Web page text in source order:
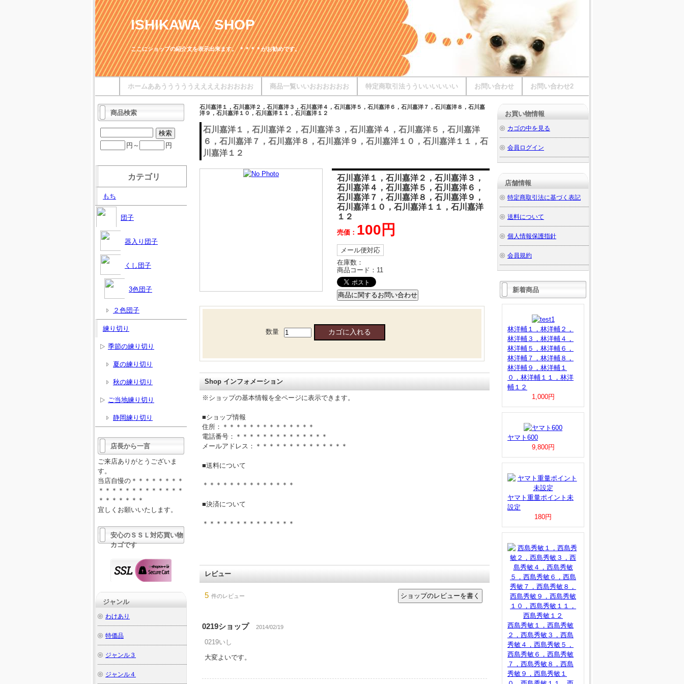
ISHIKAWA SHOP
ここにショップの紹介文を表示出来ます。 ＊＊＊＊がお勧めです。
お問い合わせ2
お問い合わせ
特定商取引法うういいいいいい
商品一覧いいおおおおおお
ホームああうううううええええおおおおお
石川嘉洋１，石川嘉洋２，石川嘉洋３，石川嘉洋４，石川嘉洋５，石川嘉洋６，石川嘉洋７，石川嘉洋８，石川嘉
洋９，石川嘉洋１０，石川嘉洋１１，石川嘉洋１２
石川嘉洋１，石川嘉洋２，石川嘉洋３，石川嘉洋４，石川嘉洋５，石川嘉洋
６，石川嘉洋７，石川嘉洋８，石川嘉洋９，石川嘉洋１０，石川嘉洋１１，石
川嘉洋１２
石川嘉洋１，石川嘉洋２，石川嘉洋３，
石川嘉洋４，石川嘉洋５，石川嘉洋６，
石川嘉洋７，石川嘉洋８，石川嘉洋９，
石川嘉洋１０，石川嘉洋１１，石川嘉洋
１２
売価： 100円
メール便対応
在庫数：
商品コード： 11
数量
Shop インフォメーション
※ショップの基本情報を全ページに表示できます。
■ショップ情報
住所：＊＊＊＊＊＊＊＊＊＊＊＊＊＊
電話番号：＊＊＊＊＊＊＊＊＊＊＊＊＊＊
メールアドレス：＊＊＊＊＊＊＊＊＊＊＊＊＊＊
■送料について
＊＊＊＊＊＊＊＊＊＊＊＊＊＊
■決済について
＊＊＊＊＊＊＊＊＊＊＊＊＊＊
レビュー
5 件のレビュー
0219ショップ 2014/02/19
0219いし
大変よいです。
商品検索
円～ 円
カテゴリ
もち
団子
器入り団子
くし団子
3色団子
２色団子
練り切り
季節の練り切り
夏の練り切り
秋の練り切り
ご当地練り切り
静岡練り切り
店長から一言
ご来店ありがとうございま
す。
当店自慢の＊＊＊＊＊＊＊＊
＊＊＊＊＊＊＊＊＊＊＊＊＊
＊＊＊＊＊＊＊
宜しくお願いいたします。
安心のＳＳＬ対応買い物
カゴです
ジャンル
わけあり
特価品
ジャンル３
ジャンル４
お買い物情報
カゴの中を見る
会員ログイン
店舗情報
特定商取引法に基づく表記
送料について
個人情報保護指針
会員規約
新着商品
林洋輔１，林洋輔２，
林洋輔３，林洋輔４，
林洋輔５，林洋輔６，
林洋輔７，林洋輔８，
林洋輔９，林洋輔１
０，林洋輔１１，林洋
輔１２
1,000円
ヤマト600
9,800円
ヤマト重量ポイント未
設定
180円
西島秀敏１，西島秀敏
２，西島秀敏３，西島
秀敏４，西島秀敏５，
西島秀敏６，西島秀敏
７，西島秀敏８，西島
秀敏９，西島秀敏１